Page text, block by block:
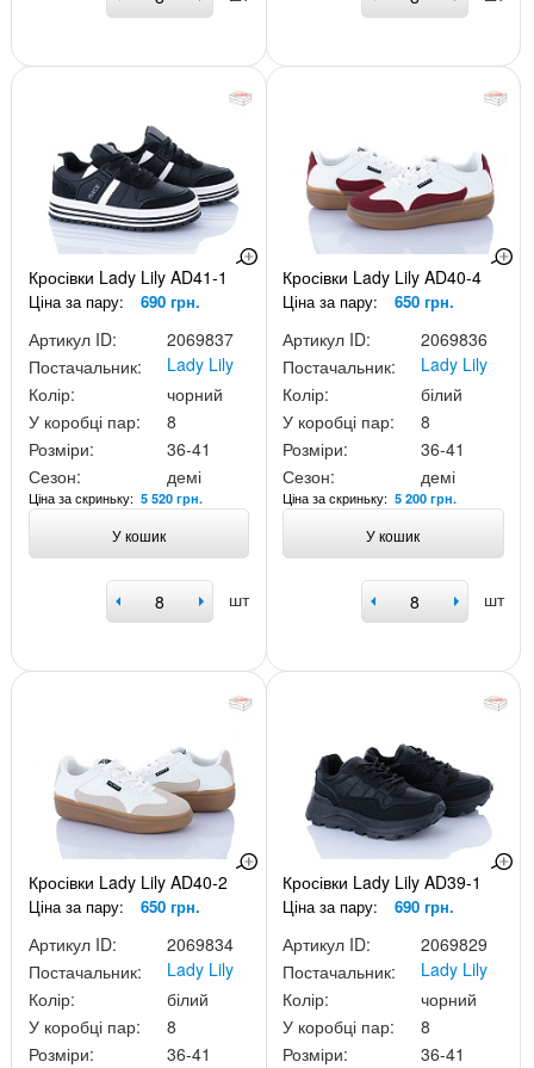
Кросівки Lady Lily AD41-1
Ціна за пару: 690 грн.
Артикул ID:
2069837
Постачальник:
Lady Lily
Колір:
чорний
У коробці пар:
8
Розміри:
36-41
Сезон:
демі
Ціна за скриньку: 5 520 грн.
У кошик
шт
Кросівки Lady Lily AD40-4
Ціна за пару: 650 грн.
Артикул ID:
2069836
Постачальник:
Lady Lily
Колір:
білий
У коробці пар:
8
Розміри:
36-41
Сезон:
демі
Ціна за скриньку:5 200 грн.
У кошик
шт
Кросівки Lady Lily AD40-2
Ціна за пару: 650 грн.
Артикул ID:
2069834
Постачальник:
Lady Lily
Колір:
білий
У коробці пар:
8
Розміри:
36-41
Кросівки Lady Lily AD39-1
Ціна за пару: 690 грн.
Артикул ID:
2069829
Постачальник:
Lady Lily
Колір:
чорний
У коробці пар:
8
Розміри:
36-41